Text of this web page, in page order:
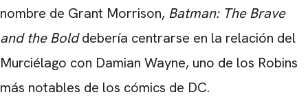
nombre de Grant Morrison, Batman: The Brave
and the Bolddebería centrarse en la relación del
Murciélago con Damian Wayne, uno de los Robins
más notables de los cómics de DC.